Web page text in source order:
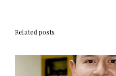
Related posts